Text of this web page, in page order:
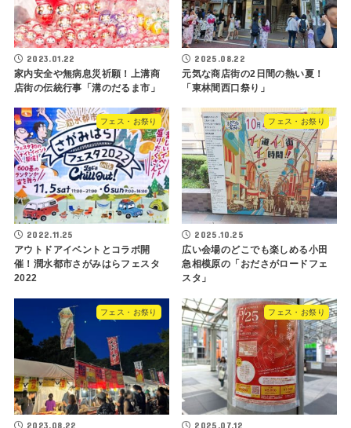
2023.01.22
家内安全や無病息災祈願！上溝商
店街の伝統行事「溝のだるま市」
2025.08.22
元気な商店街の2日間の熱い夏！
「東林間西口祭り」
フェス・お祭り
2022.11.25
アウトドアイベントとコラボ開
催！潤水都市さがみはらフェスタ
2022
フェス・お祭り
2025.10.25
広い会場のどこでも楽しめる小田
急相模原の「おださがロードフェ
スタ」
フェス・お祭り
2023.08.22
フェス・お祭り
2025.07.12